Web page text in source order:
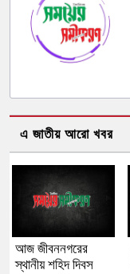
এ জাতীয় আরো খবর
আজ জীবননগরের
স্থানীয় শহিদ দিবস